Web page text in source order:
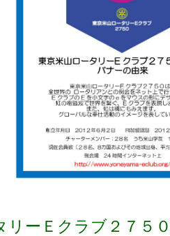
リーＥクラブ２７５